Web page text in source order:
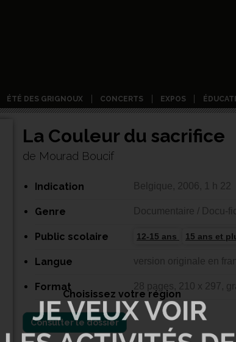
ÉTÉ DES GRIGNOUX CONCERTS EXPOS
La Couleur du sacrifice
de Mourad Boucif
Indication Belgique, 2006, 1 h 22
Genre Documentaire / Docu-
Public scolaire 12-15 ans 15 ans et
Langue version originale en
Format 28 pages, 210 x 297,
Consulter le dossier
Choisissez votre région